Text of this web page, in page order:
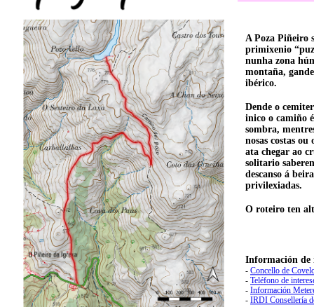
A Poza Piñeiro
primixenio
nunha zona
montaña,
ibérico.
Dende o
inico o camiño
sombra,
nosas costas
ata chegar ao
solitario
descanso á
privilexiadas.
O roteiro ten
Información de
- Concello de
- Teléfono de
- Información
- IRDI Consellería